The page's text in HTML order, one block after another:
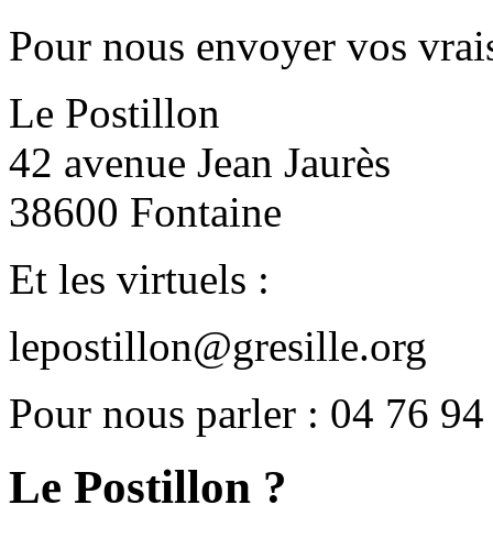
Pour nous envoyer vos
Le Postillon
42 avenue Jean Jaurès
38600 Fontaine
Et les virtuels :
lepostillon@gresille.org
Pour nous parler : 04 76
Le Postillon ?